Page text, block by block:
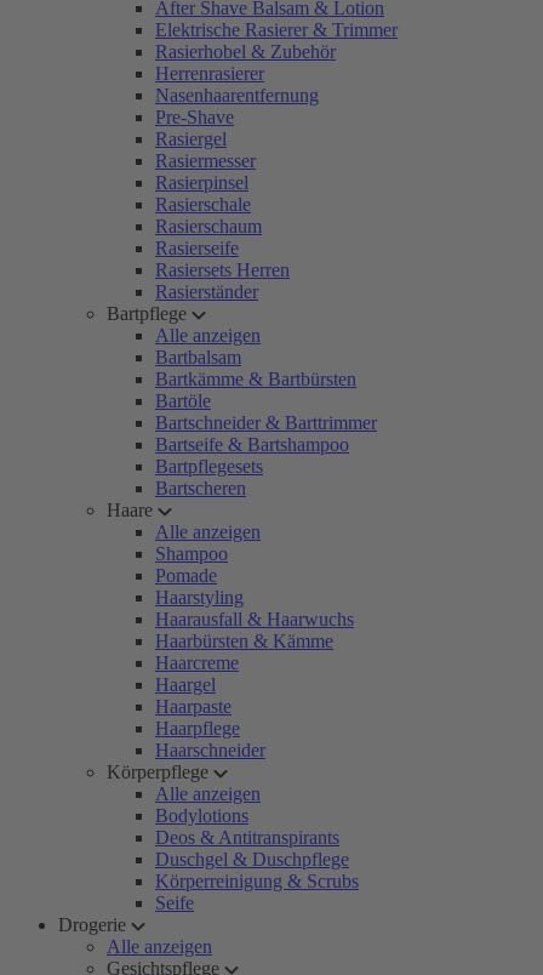
After Shave Balsam & Lotion
Elektrische Rasierer & Trimmer
Rasierhobel & Zubehör
Herrenrasierer
Nasenhaarentfernung
Pre-Shave
Rasiergel
Rasiermesser
Rasierpinsel
Rasierschale
Rasierschaum
Rasierseife
Rasiersets Herren
Rasierständer
Bartpflege
Alle anzeigen
Bartbalsam
Bartkämme & Bartbürsten
Bartöle
Bartschneider & Barttrimmer
Bartseife & Bartshampoo
Bartpflegesets
Bartscheren
Haare
Alle anzeigen
Shampoo
Pomade
Haarstyling
Haarausfall & Haarwuchs
Haarbürsten & Kämme
Haarcreme
Haargel
Haarpaste
Haarpflege
Haarschneider
Körperpflege
Alle anzeigen
Bodylotions
Deos & Antitranspirants
Duschgel & Duschpflege
Körperreinigung & Scrubs
Seife
Drogerie
Alle anzeigen
Gesichtspflege